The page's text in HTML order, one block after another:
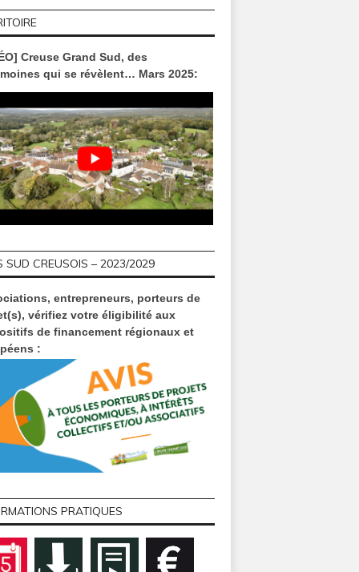
Creuse Grand Sud, des
qui se révèlent… Mars 2025:
SUD CREUSOIS – 2023/2029
entrepreneurs, porteurs de
vérifiez votre éligibilité aux
de financement régionaux et
:
PRATIQUES